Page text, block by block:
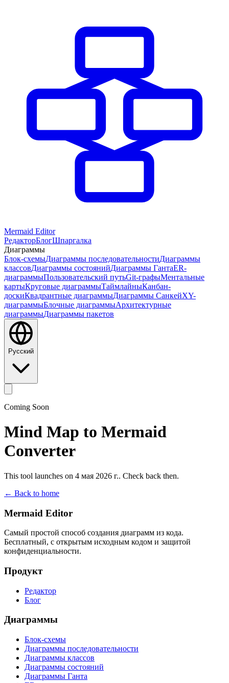
Mermaid Editor
РедакторБлогШпаргалка
Диаграммы
Блок-схемыДиаграммы последовательностиДиаграммы
классовДиаграммы состоянийДиаграммы ГантаER-
диаграммыПользовательский путьGit-графыМентальные
картыКруговые диаграммыТаймлайныКанбан-
доскиКвадрантные диаграммыДиаграммы СанкейXY-
диаграммыБлочные диаграммыАрхитектурные
диаграммыДиаграммы пакетов
Русский
Coming Soon
Mind Map to Mermaid
Converter
This tool launches on 4 мая 2026 г.. Check back then.
← Back to home
Mermaid Editor
Самый простой способ создания диаграмм из кода.
Бесплатный, с открытым исходным кодом и защитой
конфиденциальности.
Продукт
Редактор
Блог
Диаграммы
Блок-схемы
Диаграммы последовательности
Диаграммы классов
Диаграммы состояний
Диаграммы Ганта